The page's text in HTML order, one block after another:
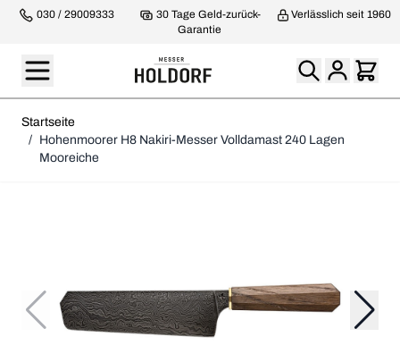
030 / 29009333
30 Tage Geld-zurück-
Garantie
Verlässlich seit 1960
Startseite
/ Hohenmoorer H8 Nakiri-Messer Volldamast 240 Lagen
Mooreiche